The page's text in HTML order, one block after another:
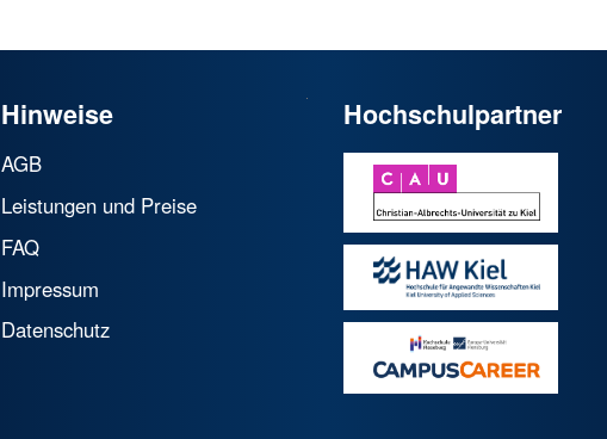
Hinweise
AGB
Leistungen und Preise
FAQ
Impressum
Datenschutz
Hochschulpartner